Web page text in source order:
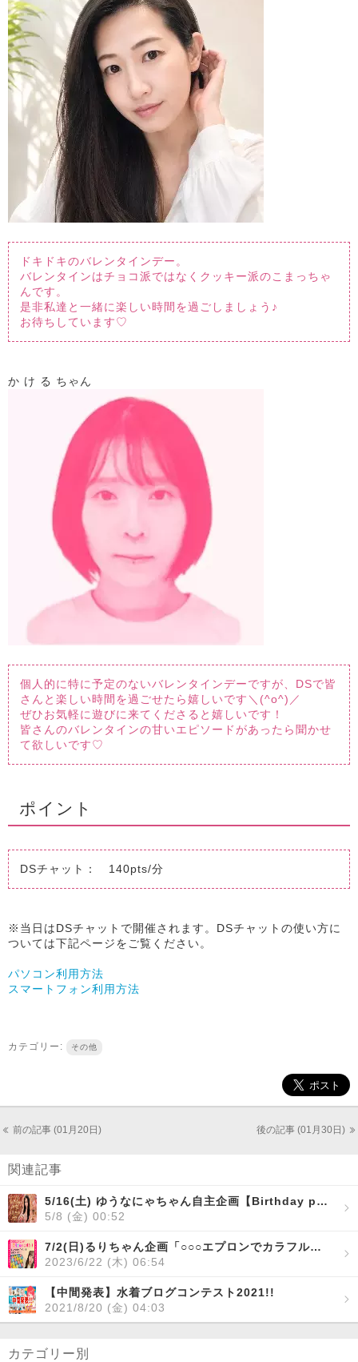
ドキドキのバレンタインデー。
バレンタインはチョコ派ではなくクッキー派のこまっちゃ
んです。
是非私達と一緒に楽しい時間を過ごしましょう♪
お待ちしています♡
か け る ちゃん
個人的に特に予定のないバレンタインデーですが、DSで皆
さんと楽しい時間を過ごせたら嬉しいです＼(^o^)／
ぜひお気軽に遊びに来てくださると嬉しいです！
皆さんのバレンタインの甘いエピソードがあったら聞かせ
て欲しいです♡
ポイント
DSチャット： 140pts/分
※当日はDSチャットで開催されます。DSチャットの使い方に
ついては下記ページをご覧ください。
パソコン利用方法
スマートフォン利用方法
カテゴリー: その他
前の記事 (01月20日) 後の記事 (01月30日)
関連記事
5/16(土) ゆうなにゃちゃん自主企画【Birthday party】開催！
5/8 (金) 00:52
7/2(日)るりちゃん企画「○○○エプロンでカラフルたこ焼き！個人企画初のプレゼント有りです！」開催！
2023/6/22 (木) 06:54
【中間発表】水着ブログコンテスト2021!!
2021/8/20 (金) 04:03
カテゴリー別